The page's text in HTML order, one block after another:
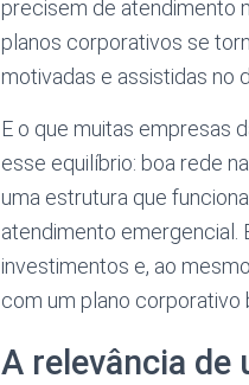
precisem de atendimento
planos corporativos se
motivadas e assistidas no
E o que muitas empresas
esse equilíbrio: boa rede
uma estrutura que
atendimento emergencial.
investimentos e, ao
com um plano corporativo
A relevância